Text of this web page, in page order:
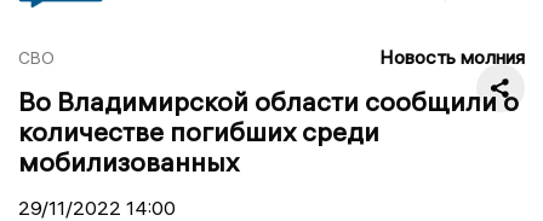
СВО Новость молния
Во Владимирской области сообщили о
количестве погибших среди
мобилизованных
29/11/2022 14:00